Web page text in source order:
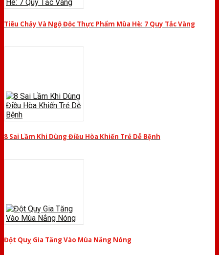
Tiêu Chảy Và Ngộ Độc Thực Phẩm Mùa Hè: 7 Quy Tắc Vàng
8 Sai Lầm Khi Dùng Điều Hòa Khiến Trẻ Dễ Bệnh
Đột Quỵ Gia Tăng Vào Mùa Nắng Nóng